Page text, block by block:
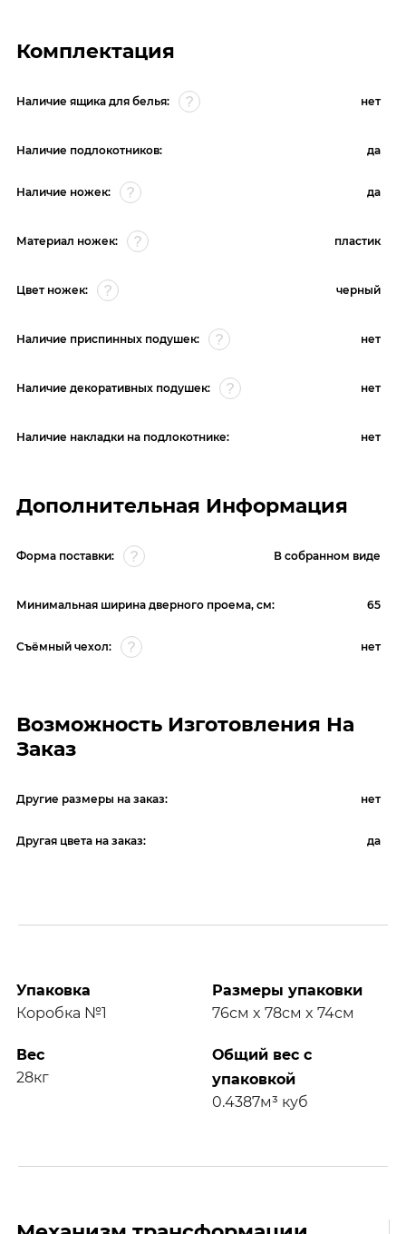
Комплектация
Наличие ящика для белья: нет
Наличие подлокотников: да
Наличие ножек: да
Материал ножек: пластик
Цвет ножек: черный
Наличие приспинных подушек: нет
Наличие декоративных подушек: нет
Наличие накладки на подлокотнике: нет
Дополнительная Информация
Форма поставки: В собранном виде
Минимальная ширина дверного проема, см: 65
Съёмный чехол: нет
Возможность Изготовления На
Заказ
Другие размеры на заказ: нет
Другая цвета на заказ: да
Упаковка
Коробка №1
Размеры упаковки
76см x 78см x 74см
Вес
28кг
Общий вес с
упаковкой
0.4387м³ куб